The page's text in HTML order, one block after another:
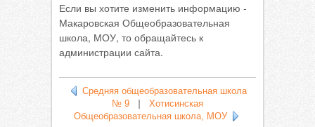
Если вы хотите изменить информацию -
Макаровская Общеобразовательная
школа, МОУ, то обращайтесь к
администрации сайта.
Средняя общеобразовательная школа
№ 9
Хотисинская
Общеобразовательная школа, МОУ